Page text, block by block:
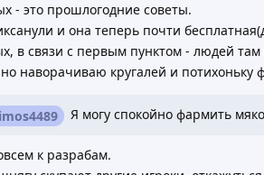
- это прошлогодние советы.
и она теперь почти
в связи с первым пунктом - людей там
наворачиваю кругалей и потихоньку
Я могу спокойно фармить
к разрабам.